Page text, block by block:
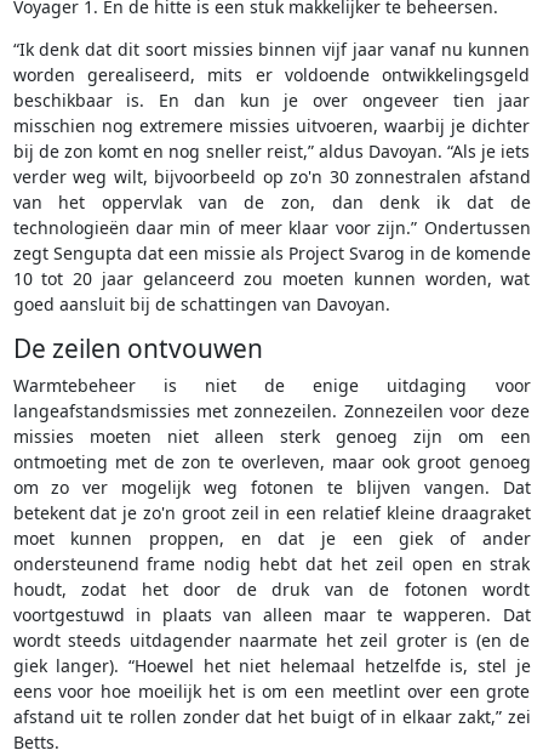
Voyager 1. En de hitte is een stuk makkelijker te beheersen.
“Ik denk dat dit soort missies binnen vijf jaar vanaf nu kunnen
worden gerealiseerd, mits er voldoende ontwikkelingsgeld
beschikbaar is. En dan kun je over ongeveer tien jaar
misschien nog extremere missies uitvoeren, waarbij je dichter
bij de zon komt en nog sneller reist,” aldus Davoyan. “Als je iets
verder weg wilt, bijvoorbeeld op zo'n 30 zonnestralen afstand
van het oppervlak van de zon, dan denk ik dat de
technologieën daar min of meer klaar voor zijn.” Ondertussen
zegt Sengupta dat een missie als Project Svarog in de komende
10 tot 20 jaar gelanceerd zou moeten kunnen worden, wat
goed aansluit bij de schattingen van Davoyan.
De zeilen ontvouwen
Warmtebeheer is niet de enige uitdaging voor
langeafstandsmissies met zonnezeilen. Zonnezeilen voor deze
missies moeten niet alleen sterk genoeg zijn om een
ontmoeting met de zon te overleven, maar ook groot genoeg
om zo ver mogelijk weg fotonen te blijven vangen. Dat
betekent dat je zo'n groot zeil in een relatief kleine draagraket
moet kunnen proppen, en dat je een giek of ander
ondersteunend frame nodig hebt dat het zeil open en strak
houdt, zodat het door de druk van de fotonen wordt
voortgestuwd in plaats van alleen maar te wapperen. Dat
wordt steeds uitdagender naarmate het zeil groter is (en de
giek langer). “Hoewel het niet helemaal hetzelfde is, stel je
eens voor hoe moeilijk het is om een meetlint over een grote
afstand uit te rollen zonder dat het buigt of in elkaar zakt,” zei
Betts.